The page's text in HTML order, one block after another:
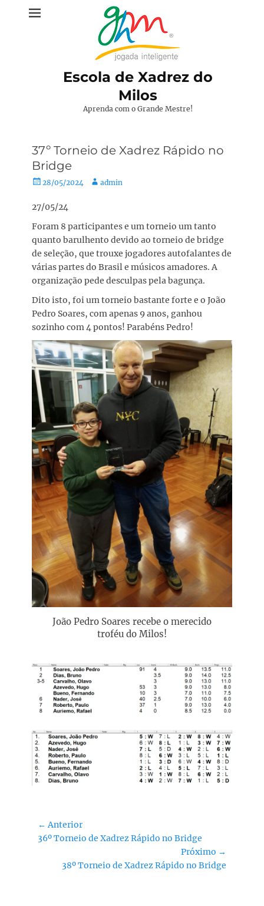
Escola de Xadrez do
Milos
Aprenda com o Grande Mestre!
37º Torneio de Xadrez Rápido no
Bridge
Posted
28/05/2024 Autor:
admin
27/05/24
Foram 8 participantes e um torneio um tanto
quanto barulhento devido ao torneio de bridge
de seleção, que trouxe jogadores autofalantes de
várias partes do Brasil e músicos amadores. A
organização pede desculpas pela bagunça.
Dito isto, foi um torneio bastante forte e o João
Pedro Soares, com apenas 9 anos, ganhou
sozinho com 4 pontos! Parabéns Pedro!
João Pedro Soares recebe o merecido
troféu do Milos!
Navegação
de
← Anterior
Post
36º Torneio de Xadrez Rápido no Bridge
Próximo →
Próximo38º Torneio de Xadrez Rápido no Bridge